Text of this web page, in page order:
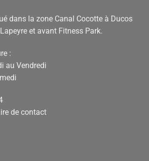
dans la zone Canal Cocotte à Ducos
et avant Fitness Park.
:
au Vendredi
de contact